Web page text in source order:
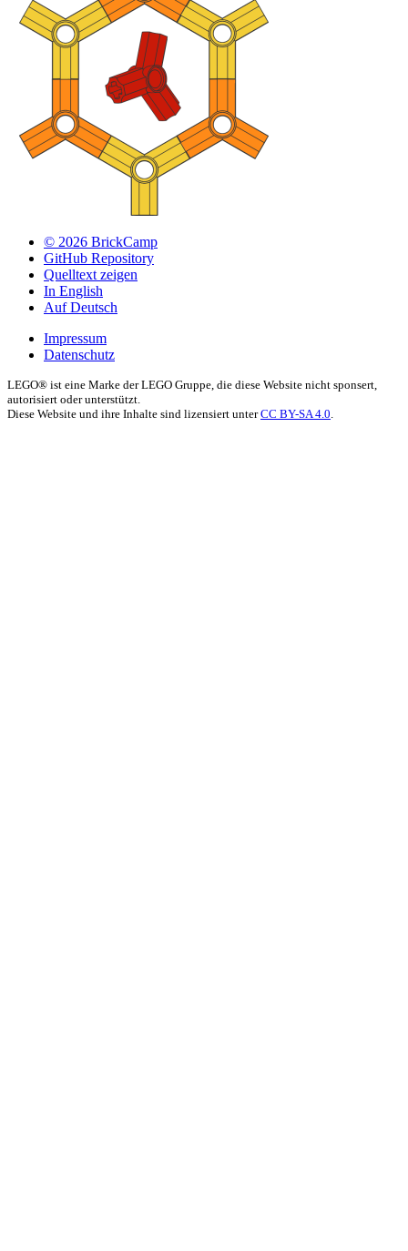
© 2026 BrickCamp
GitHub Repository
Quelltext zeigen
In English
Auf Deutsch
Impressum
Datenschutz
LEGO® ist eine Marke der LEGO Gruppe, die diese Website nicht sponsert,
autorisiert oder unterstützt.
Diese Website und ihre Inhalte sind lizensiert unterCC BY-SA 4.0